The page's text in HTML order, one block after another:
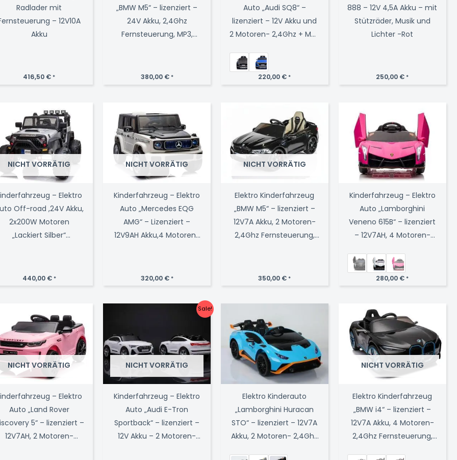
Radlader mit
– 12V10A
Akku
416,50 € *
„BMW M5“ – lizenziert –
24V Akku, 2,4Ghz
Fernsteuerung, MP3,
380,00 € *
Auto „Audi SQ8“ –
lizenziert – 12V Akku und
2 Motoren- 2,4Ghz + MP3
220,00 € *
888 – 12V 4,5A Akku – mit
Stützräder, Musik und
Lichter -Rot
250,00 € *
NICHT VORRÄTIG
– Elektro
Off-road ,24V Akku,
2x200W Motoren
„Lackiert Silber“
440,00 € *
NICHT VORRÄTIG
Kinderfahrzeug – Elektro
Auto „Mercedes EQG
AMG“ – Lizenziert –
12V9AH Akku,4 Motoren-
320,00 € *
NICHT VORRÄTIG
Elektro Kinderfahrzeug
„BMW M5“ – lizenziert –
12V7A Akku, 2 Motoren-
2,4Ghz Fernsteuerung,
350,00 € *
Kinderfahrzeug – Elektro
Auto „Lamborghini
Veneno 615B“ – lizenziert
– 12V7AH, 4 Motoren-
MP3, Ledersitz+EVA
280,00 € *
NICHT VORRÄTIG
– Elektro
Auto „Land Rover
5“ – lizenziert –
12V7AH, 2 Motoren-
Sale!
NICHT VORRÄTIG
Kinderfahrzeug – Elektro
Auto „Audi E-Tron
Sportback“ – lizenziert –
12V Akku – 2 Motoren-
Elektro Kinderauto
„Lamborghini Huracan
STO“ – lizenziert – 12V7A
Akku, 2 Motoren- 2,4Ghz
NICHT VORRÄTIG
Elektro Kinderfahrzeug
„BMW i4“ – lizenziert –
12V7A Akku, 4 Motoren-
2,4Ghz Fernsteuerung,